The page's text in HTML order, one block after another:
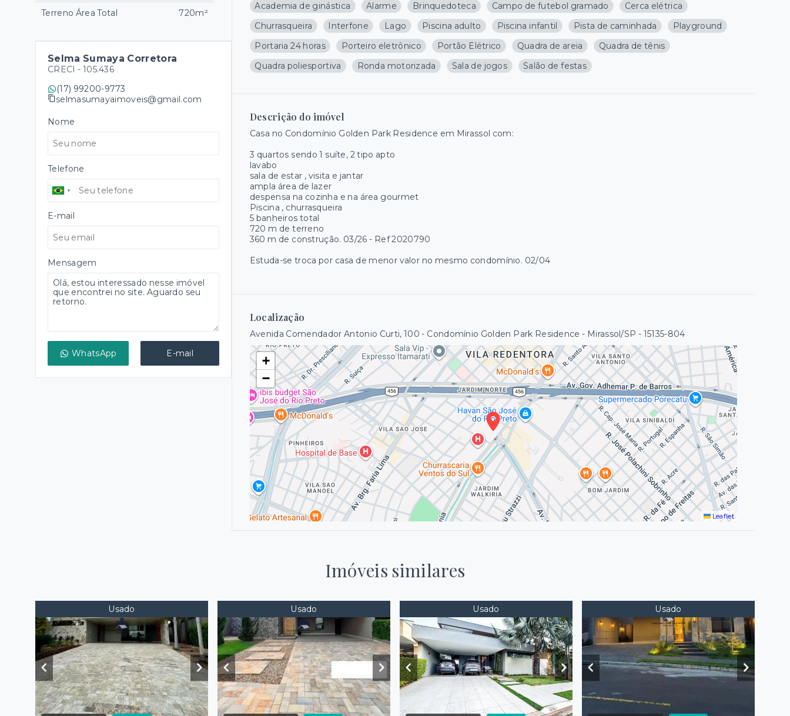
Academia de ginástica Alarme Brinquedoteca Campo de futebol gramado
Cerca elétrica
Churrasqueira
Interfone Lago Piscina adulto Piscina infantil Pista de caminhada
Playground
Portaria 24 horas
Porteiro eletrônico Portão Elétrico Quadra de areia
Quadra de tênis
Quadra poliesportiva
Ronda motorizada Sala de jogos Salão de festas
Descrição do imóvel
Casa no Condomínio Golden Park Residence em Mirassol com:
3 quartos sendo 1 suíte, 2 tipo apto
lavabo
sala de estar , visita e jantar
ampla área de lazer
despensa na cozinha e na área gourmet
Piscina , churrasqueira
5 banheiros total
720 m de terreno
360 m de construção. 03/26 - Ref 2020790
Estuda-se troca por casa de menor valor no mesmo condomínio. 02/04
Localização
Avenida Comendador Antonio Curti, 100 - Condomínio Golden Park Residence - Mirassol/SP - 15135-804
+
−
Leaflet
Terreno Área Total
720m²
Selma Sumaya Corretora
CRECI - 105.436
(17) 99200-9773
selmasumayaimoveis@gmail.com
Nome
Telefone
E-mail
Mensagem
WhatsApp E-mail
Imóveis similares
Usado Usado Usado Usado